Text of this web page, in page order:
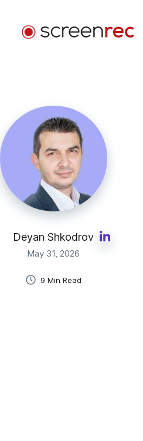
Разработка
Изпращайте
останете
Клиентска
Изпращайте
решавайте
Дизайн
Ускорете
Deyan Shkodrov
May 31, 2026
9 Min Read